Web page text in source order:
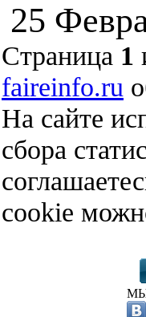
25
Страница 1
faireinfo.ru
На сайте
сбора
cookie